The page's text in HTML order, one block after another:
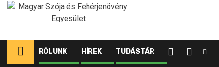
Ugrás
RÓLUNK HÍREK TUDÁSTÁR